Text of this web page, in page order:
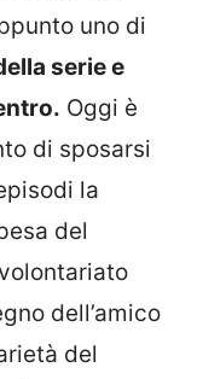
uno di
serie e
Oggi è
di sposarsi
la
del
dell’amico
del